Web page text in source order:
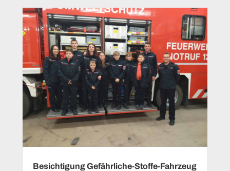
Besichtigung Gefährliche-Stoffe-Fahrzeug